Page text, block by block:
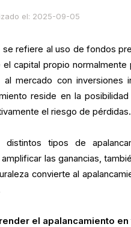
el: 2025-09-05
se refiere al uso de fondos
capital propio
mercado con inversiones
reside en la
el riesgo de pérdidas.
tipos de
las ganancias,
convierte al
el apalancamiento en